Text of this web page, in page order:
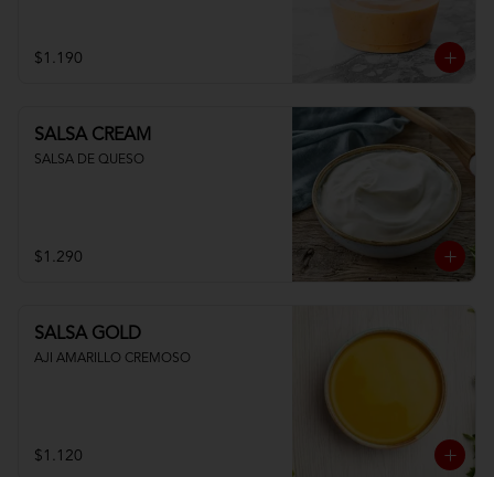
$1.190
SALSA CREAM
SALSA DE QUESO
$1.290
SALSA GOLD
AJI AMARILLO CREMOSO
$1.120